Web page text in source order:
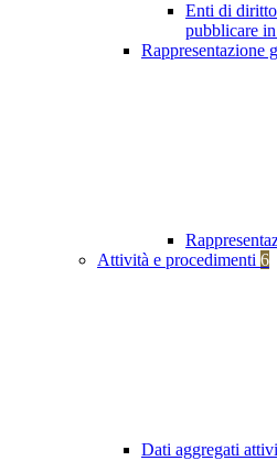
Enti di
pubblicare
Rappresentazione
Attività e procedimenti 6
Dati aggregati